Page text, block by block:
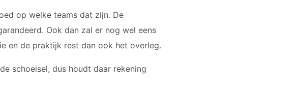
op welke teams dat zijn. De
Ook dan zal er nog wel eens
en de praktijk rest dan ook het overleg.
schoeisel, dus houdt daar rekening